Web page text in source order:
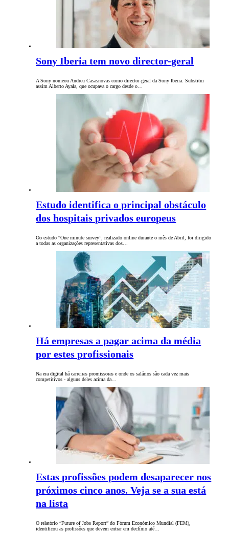
Sony Iberia tem novo director-geral
A Sony nomeou Andreu Casasnovas como director-geral da Sony Iberia. Substitui
assim Alberto Ayala, que ocupava o cargo desde o…
Estudo identifica o principal obstáculo
dos hospitais privados europeus
Oo estudo “One minute survey”, realizado online durante o mês de Abril, foi dirigido
a todas as organizações representativas dos…
Há empresas a pagar acima da média
por estes profissionais
Na era digital há carreiras promissoras e onde os salários são cada vez mais
competitivos - alguns deles acima da…
Estas profissões podem desaparecer nos
próximos cinco anos. Veja se a sua está
na lista
O relatório “Future of Jobs Report” do Fórum Económico Mundial (FEM),
identificou as profissões que devem entrar em declínio até…